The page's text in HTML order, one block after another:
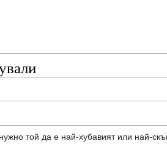
той да е най-хубавият или най-